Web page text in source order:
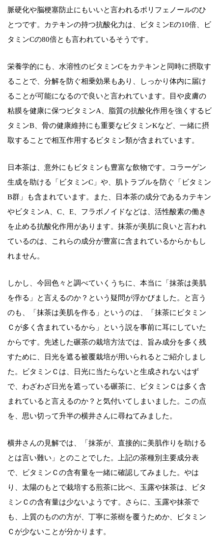
脈硬化や脳梗塞防止にもいいと言われるポリフェノールのひ
とつです。カテキンの持つ抗酸化力は、ビタミンEの10倍、ビ
タミンCの80倍とも言われているそうです。
栄養学的にも、水溶性のビタミンCをカテキンと同時に摂取す
ることで、分解を防ぐ相乗効果もあり、しっかり体内に届け
ることが可能になるので良いと言われています。目や皮膚の
粘膜を健康に保つビタミンA、脂質の抗酸化作用を強くするビ
タミンB、骨の健康維持にも重要なビタミンKなど、一緒に摂
取することで相互作用するビタミン類が含まれています。
日本茶は、意外にもビタミンも豊富な飲物です。コラーゲン
生成を助ける「ビタミンC」や、肌トラブルを防ぐ「ビタミン
B群」も含まれています。また、日本茶の成分であるカテキン
やビタミンA、C、E、フラボノイドなどは、活性酸素の働き
を止める抗酸化作用があります。抹茶が美肌に良いと言われ
ているのは、これらの成分が豊富に含まれているからかもし
れません。
しかし、今回色々と調べていくうちに、本当に「抹茶は美肌
を作る」と言えるのか？という疑問が浮かびました。と言う
のも、「抹茶は美肌を作る」というのは、「抹茶にビタミン
Ｃが多く含まれているから」という説を事前に耳にしていた
からです。先述した碾茶の栽培方法では、旨み成分を多く残
すために、日光を遮る被覆栽培が用いられるとご紹介しまし
た。ビタミンＣは、日光に当たらないと生成されないはず
で、わざわざ日光を遮っている碾茶に、ビタミンＣは多く含
まれていると言えるのか？と気付いてしまいました。この点
を、思い切って升半の横井さんに尋ねてみました。
横井さんの見解では、「抹茶が、直接的に美肌作りを助ける
とは言い難い」とのことでした。上記の茶種別主要成分表
で、ビタミンＣの含有量を一緒に確認してみました。やは
り、太陽のもとで栽培する煎茶に比べ、玉露や抹茶は、ビタ
ミンＣの含有量は少ないようです。さらに、玉露や抹茶で
も、上質のものの方が、丁寧に茶樹を覆うためか、ビタミン
Ｃが少ないことが分かります。